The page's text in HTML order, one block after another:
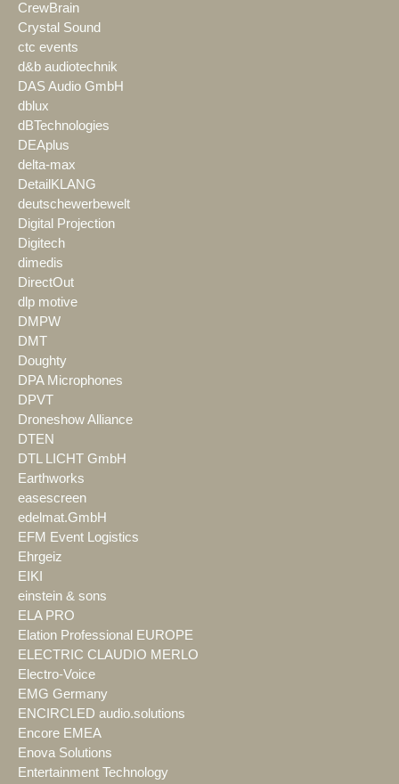
CrewBrain
Crystal Sound
ctc events
d&b audiotechnik
DAS Audio GmbH
dblux
dBTechnologies
DEAplus
delta-max
DetailKLANG
deutschewerbewelt
Digital Projection
Digitech
dimedis
DirectOut
dlp motive
DMPW
DMT
Doughty
DPA Microphones
DPVT
Droneshow Alliance
DTEN
DTL LICHT GmbH
Earthworks
easescreen
edelmat.GmbH
EFM Event Logistics
Ehrgeiz
EIKI
einstein & sons
ELA PRO
Elation Professional EUROPE
ELECTRIC CLAUDIO MERLO
Electro-Voice
EMG Germany
ENCIRCLED audio.solutions
Encore EMEA
Enova Solutions
Entertainment Technology